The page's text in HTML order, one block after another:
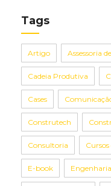
Tags
Artigo Assessoria
Cadeia Produtiva
Cases
Construtech
Consultoria
E-book Engenharia